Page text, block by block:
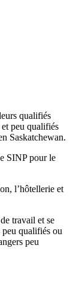
qualifiés
peu qualifiés
Saskatchewan.
SINP pour le
l’hôtellerie et
travail et se
peu qualifiés ou
peu